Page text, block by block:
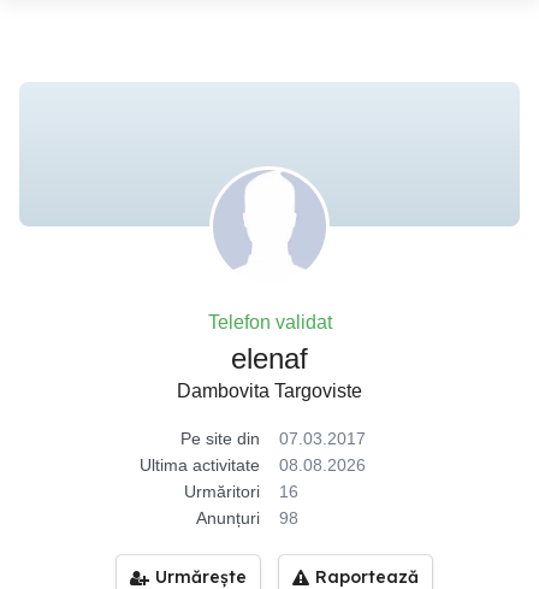
Telefon validat
elenaf
Dambovita Targoviste
Pe site din
07.03.2017
Ultima activitate
08.08.2026
Urmăritori
16
Anunțuri
98
Urmărește Raportează